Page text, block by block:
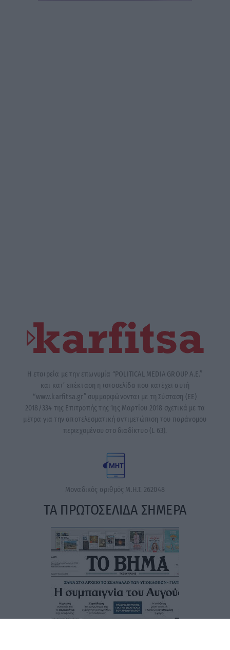
Η εταιρεία με την επωνυμία “POLITICAL MEDIA GROUP A.E.”
και κατ’ επέκταση η ιστοσελίδα που κατέχει αυτή
“www.karfitsa.gr” συμμορφώνονται με τη Σύσταση (ΕΕ)
2018/334 της Επιτροπής της 1ης Μαρτίου 2018 σχετικά με τα
μέτρα για την αποτελεσματική αντιμετώπιση του παράνομου
περιεχομένου στο διαδίκτυο (L 63).
Μοναδικός αριθμός Μ.Η.Τ. 262048
ΤΑ ΠΡΩΤΟΣΕΛΙΔΑ ΣΗΜΕΡΑ